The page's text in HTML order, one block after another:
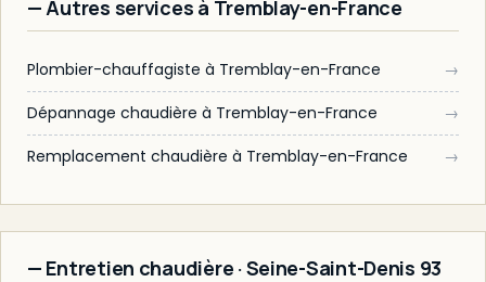
— Autres services à Tremblay-en-France
Plombier-chauffagiste à Tremblay-en-France
→
Dépannage chaudière à Tremblay-en-France
→
Remplacement chaudière à Tremblay-en-France
→
— Entretien chaudière · Seine-Saint-Denis 93